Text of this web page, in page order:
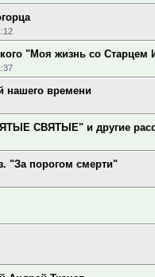
"Моя жизнь со Старцем
нашего времени
СВЯТЫЕ" и другие
"За порогом смерти"